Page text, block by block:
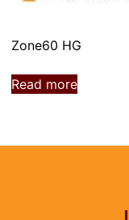
Zone60 HG
Read more